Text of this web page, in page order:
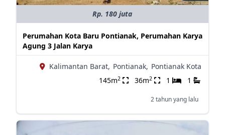
Rp. 180 juta
Perumahan Kota Baru Pontianak, Perumahan Karya
Agung 3 Jalan Karya
Kalimantan Barat, Pontianak, Pontianak Kota
145m2 36m2 1 1
2 tahun yang lalu